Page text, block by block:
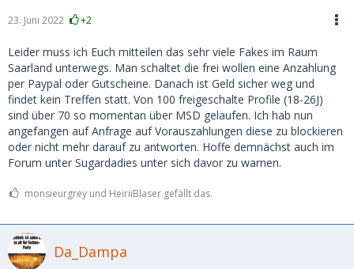
23. Juni 2022 +2
Leider muss ich Euch mitteilen das sehr viele Fakes im Raum
Saarland unterwegs. Man schaltet die frei wollen eine Anzahlung
per Paypal oder Gutscheine. Danach ist Geld sicher weg und
findet kein Treffen statt. Von 100 freigeschalte Profile (18-26J)
sind über 70 so momentan über MSD gelaufen. Ich hab nun
angefangen auf Anfrage auf Vorauszahlungen diese zu blockieren
oder nicht mehr darauf zu antworten. Hoffe demnächst auch im
Forum unter Sugardadies unter sich davor zu warnen.
monsieurgrey und HeiriiBlaser gefällt das.
Da_Dampa